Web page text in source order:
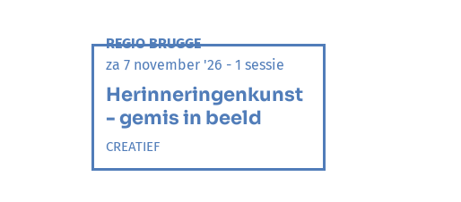
REGIO BRUGGE
za 7 november '26 - 1 sessie
Herinneringenkunst
- gemis in beeld
CREATIEF